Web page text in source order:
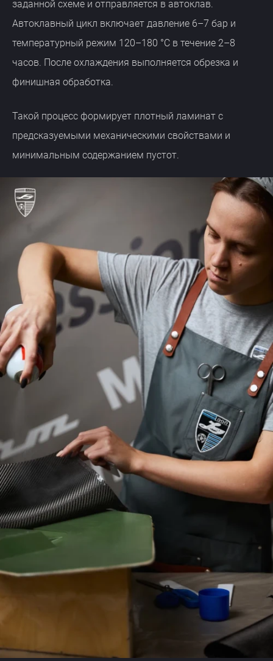
заданной схеме и отправляется в автоклав.
Автоклавный цикл включает давление 6–7 бар и
температурный режим 120–180 °C в течение 2–8
часов. После охлаждения выполняется обрезка и
финишная обработка.
Такой процесс формирует плотный ламинат с
предсказуемыми механическими свойствами и
минимальным содержанием пустот.